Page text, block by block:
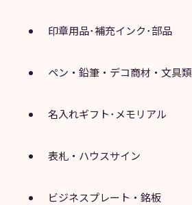
印章用品･補充インク･部品
ペン・鉛筆・デコ商材・文具類
名入れギフト･メモリアル
表札・ハウスサイン
ビジネスプレート・銘板